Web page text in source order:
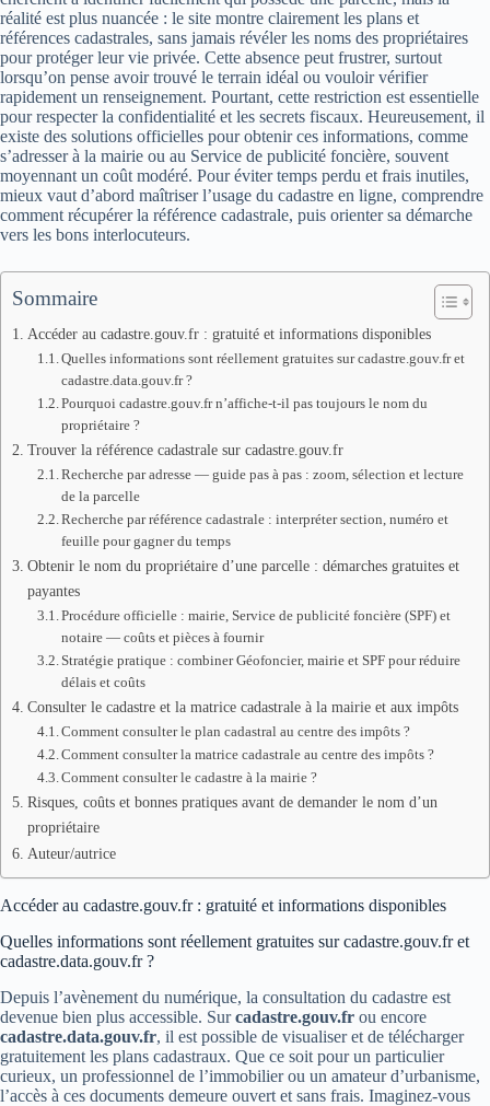
réalité est plus nuancée : le site montre clairement les plans et
références cadastrales, sans jamais révéler les noms des propriétaires
pour protéger leur vie privée. Cette absence peut frustrer, surtout
lorsqu’on pense avoir trouvé le terrain idéal ou vouloir vérifier
rapidement un renseignement. Pourtant, cette restriction est essentielle
pour respecter la confidentialité et les secrets fiscaux. Heureusement, il
existe des solutions officielles pour obtenir ces informations, comme
s’adresser à la mairie ou au Service de publicité foncière, souvent
moyennant un coût modéré. Pour éviter temps perdu et frais inutiles,
mieux vaut d’abord maîtriser l’usage du cadastre en ligne, comprendre
comment récupérer la référence cadastrale, puis orienter sa démarche
vers les bons interlocuteurs.
Sommaire
Accéder au cadastre.gouv.fr : gratuité et informations disponibles
Quelles informations sont réellement gratuites sur cadastre.gouv.fr et
cadastre.data.gouv.fr ?
Pourquoi cadastre.gouv.fr n’affiche-t-il pas toujours le nom du
propriétaire ?
Trouver la référence cadastrale sur cadastre.gouv.fr
Recherche par adresse — guide pas à pas : zoom, sélection et lecture
de la parcelle
Recherche par référence cadastrale : interpréter section, numéro et
feuille pour gagner du temps
Obtenir le nom du propriétaire d’une parcelle : démarches gratuites et
payantes
Procédure officielle : mairie, Service de publicité foncière (SPF) et
notaire — coûts et pièces à fournir
Stratégie pratique : combiner Géofoncier, mairie et SPF pour réduire
délais et coûts
Consulter le cadastre et la matrice cadastrale à la mairie et aux impôts
Comment consulter le plan cadastral au centre des impôts ?
Comment consulter la matrice cadastrale au centre des impôts ?
Comment consulter le cadastre à la mairie ?
Risques, coûts et bonnes pratiques avant de demander le nom d’un
propriétaire
Auteur/autrice
Accéder au cadastre.gouv.fr : gratuité et informations disponibles
Quelles informations sont réellement gratuites sur cadastre.gouv.fr et
cadastre.data.gouv.fr ?
Depuis l’avènement du numérique, la consultation du cadastre est
devenue bien plus accessible. Surcadastre.gouv.fr ou encore
cadastre.data.gouv.fr, il est possible de visualiser et de télécharger
gratuitement les plans cadastraux. Que ce soit pour un particulier
curieux, un professionnel de l’immobilier ou un amateur d’urbanisme,
l’accès à ces documents demeure ouvert et sans frais. Imaginez-vous